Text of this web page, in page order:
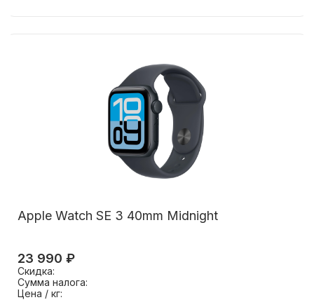
Apple Watch SE 3 40mm Midnight
23 990 ₽
Скидка:
Сумма налога:
Цена / кг: